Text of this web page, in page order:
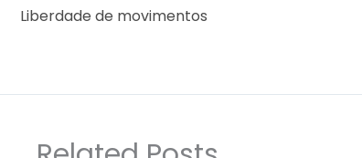
Liberdade de movimentos